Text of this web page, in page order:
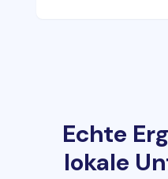
Echte
lokale